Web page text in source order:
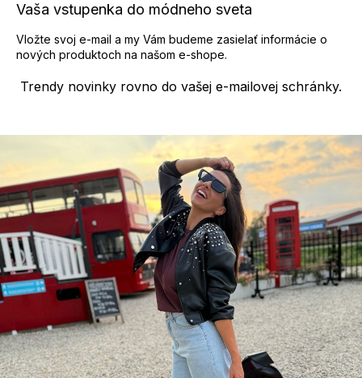
i
u
Trendy novinky rovno do vašej e-mailovej schránky.
Vaša vstupenka do módneho sveta
Vložte svoj e-mail a my Vám budeme zasielať informácie o
nových produktoch na našom e-shope.